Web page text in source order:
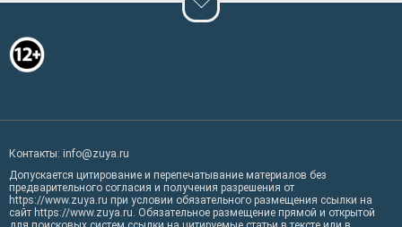
Контакты: info@zuya.ru
Допускается цитирование и перепечатывание материалов без
предварительного согласия и получения разрешения от
https://www.zuya.ru при условии обязательного размещения ссылки на
сайт https://www.zuya.ru. Обязательное размещение прямой и открытой